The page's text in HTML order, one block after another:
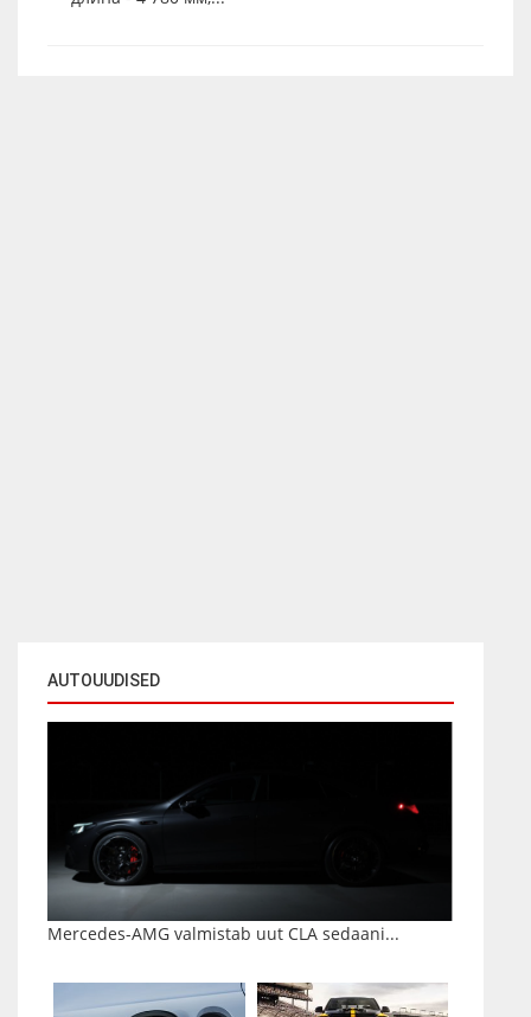
AUTOUUDISED
Mercedes-AMG valmistab uut CLA sedaani...